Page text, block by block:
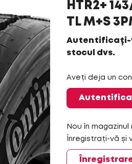
HTR2+
TL M+S
Autentificați-
stocul dvs.
Aveți deja un
Nou în
Înregistrați-vă și